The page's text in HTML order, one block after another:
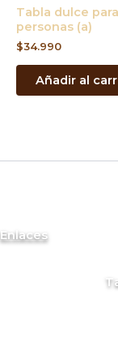
Tabla dulce
personas (a)
$34.990
Añadir al
Enlaces